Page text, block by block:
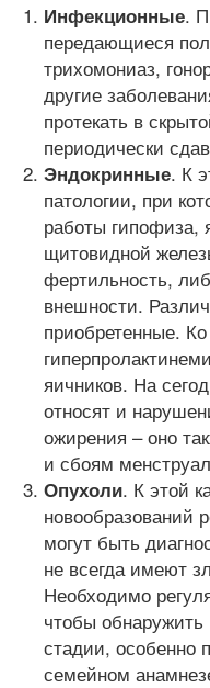
Инфекционные.
передающиеся
трихомониаз,
другие
протекать в
периодически
Эндокринные. К
патологии, при
работы гипофиза,
щитовидной
фертильность,
внешности.
приобретенные.
яичников. На
относят и
ожирения – оно
и сбоям
Опухоли. К этой
новообразований
могут быть
не всегда имеют
Необходимо
чтобы обнаружить
стадии, особенно
семейном